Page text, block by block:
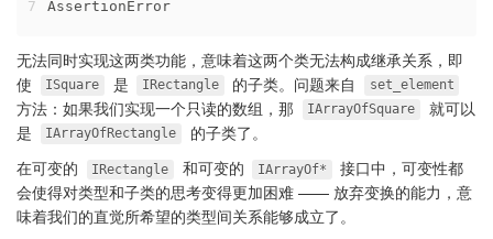
7
AssertionError
无法同时实现这两类功能，意味着这两个类无法构成继承关系，即
使
ISquare 是 IRectangle 的子类。问题来自 set_element
方法：如果我们实现一个只读的数组，那 IArrayOfSquare
就可以
是
IArrayOfRectangle
的子类了。
在可变的
IRectangle 和可变的 IArrayOf*
接口中，可变性都
会使得对类型和子类的思考变得更加困难 —— 放弃变换的能力，意
味着我们的直觉所希望的类型间关系能够成立了。